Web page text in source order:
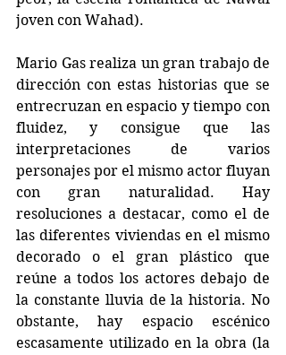
joven con Wahad).
Mario Gas realiza un gran trabajo de
dirección con estas historias que se
entrecruzan en espacio y tiempo con
fluidez, y consigue que las
interpretaciones de varios
personajes por el mismo actor fluyan
con gran naturalidad. Hay
resoluciones a destacar, como el de
las diferentes viviendas en el mismo
decorado o el gran plástico que
reúne a todos los actores debajo de
la constante lluvia de la historia. No
obstante, hay espacio escénico
escasamente utilizado en la obra (la